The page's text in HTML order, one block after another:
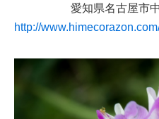
愛知県名古屋市中村
http://